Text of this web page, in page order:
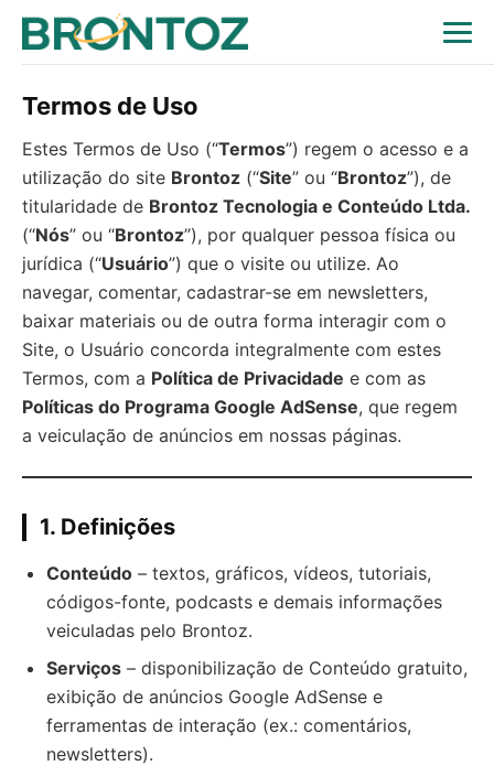
Termos de Uso
Estes Termos de Uso (“Termos”) regem o acesso e a
utilização do site Brontoz (“Site” ou “Brontoz”), de
titularidade de Brontoz Tecnologia e Conteúdo Ltda.
(“Nós” ou “Brontoz”), por qualquer pessoa física ou
jurídica (“Usuário”) que o visite ou utilize. Ao
navegar, comentar, cadastrar-se em newsletters,
baixar materiais ou de outra forma interagir com o
Site, o Usuário concorda integralmente com estes
Termos, com a Política de Privacidade e com as
Políticas do Programa Google AdSense, que regem
a veiculação de anúncios em nossas páginas.
1. Definições
Conteúdo – textos, gráficos, vídeos, tutoriais,
códigos-fonte, podcasts e demais informações
veiculadas pelo Brontoz.
Serviços – disponibilização de Conteúdo gratuito,
exibição de anúncios Google AdSense e
ferramentas de interação (ex.: comentários,
newsletters).